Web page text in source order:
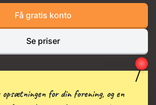
Få gratis konto
Se priser
opsætningen for din forening, og en